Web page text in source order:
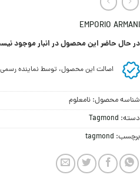
EMPORIO ARMANI
در حال حاضر این محصول در انبار موجود
اصالت این محصول، توسط نماینده
شناسه محصول: نامعلوم
دسته: Tagmond
برچسب: tagmond